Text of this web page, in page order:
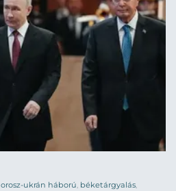
orosz-ukrán háború, béketárgyalás,